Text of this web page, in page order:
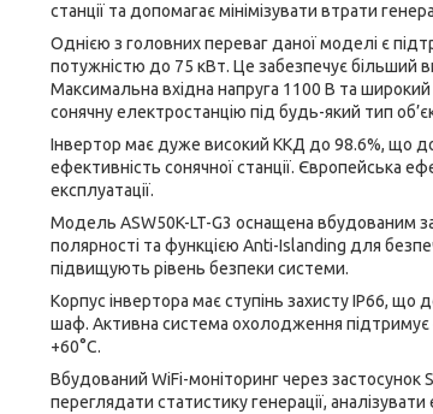
станції та допомагає мінімізувати втрати
Однією з головних переваг даної моделі є
потужністю до 75 кВт. Це забезпечує більший
Максимальна вхідна напруга 1100 В та
сонячну електростанцію під будь-який тип
Інвертор має дуже високий ККД до 98.6%, що
ефективність сонячної станції. Європейська
експлуатації.
Модель ASW50K-LT-G3 оснащена вбудованим
полярності та функцією Anti-Islanding для
підвищують рівень безпеки системи.
Корпус інвертора має ступінь захисту IP66,
шаф. Активна система охолодження підтримує
+60°C.
Вбудований WiFi-моніторинг через застосунок
переглядати статистику генерації,